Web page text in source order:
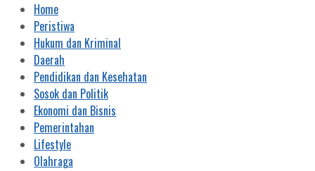
Home
Peristiwa
Hukum dan Kriminal
Daerah
Pendidikan dan Kesehatan
Sosok dan Politik
Ekonomi dan Bisnis
Pemerintahan
Lifestyle
Olahraga